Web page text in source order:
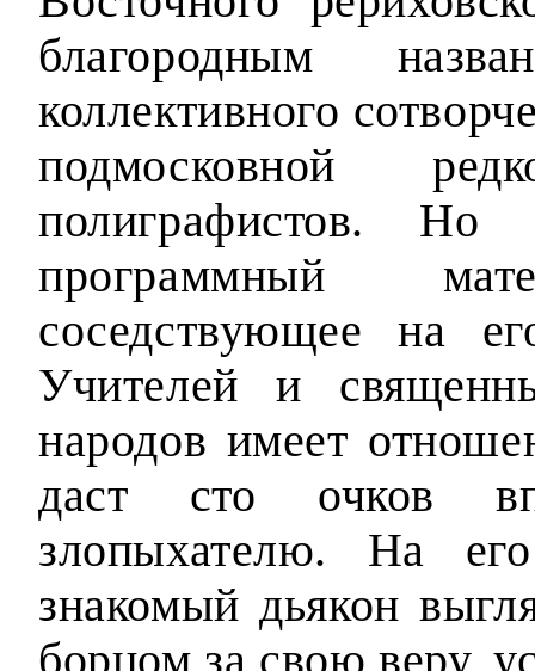
благородным
коллективного
подмосковной
полиграфистов.
программный
соседствующее на
Учителей и
народов имеет
даст сто очков
злопыхателю. На
знакомый дьякон
борцом за свою веру,